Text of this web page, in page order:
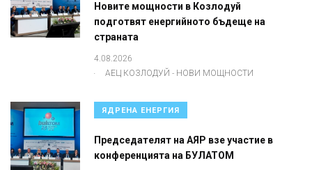
Новите мощности в Козлодуй
подготвят енергийното бъдеще на
страната
4.08.2026
.
АЕЦ КОЗЛОДУЙ - НОВИ МОЩНОСТИ
ЯДРЕНА ЕНЕРГИЯ
Председателят на АЯР взе участие в
конференцията на БУЛАТОМ